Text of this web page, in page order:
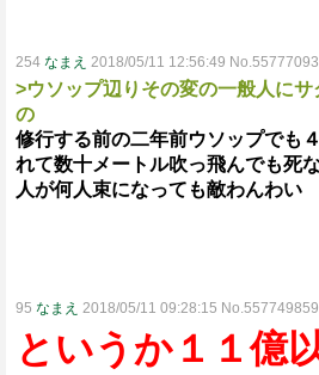
254 なまえ 2018/05/11 12:56:49
>ウソップ辺りその変の一般人に
の
修行する前の二年前ウソップでも
れて数十メートル吹っ飛んでも死
人が何人束になっても敵わんわい
95 なまえ 2018/05/11 09:28:15 No.557749859
というか１１億